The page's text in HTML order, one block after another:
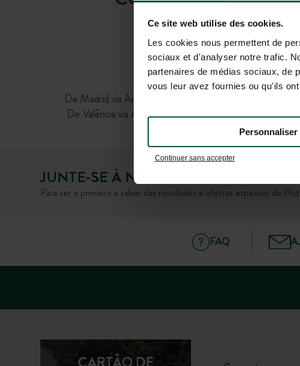
Ce site web utilise des cookies.
Les cookies nous permettent de
sociaux et d'analyser notre trafic.
partenaires de médias sociaux, de
vous leur avez fournies ou qu'ils
Continuer sans accepter
Personnaliser
De carro
De Madrid via Autovia del suroeste / A-5 e A-066
De Valência via A-4 De Sevilha, direção Huelva via
JUNTE-SE À NOSSA COMUNIDADE
Para ser o primeiro a saber das novidades e ofertas especiais do
FAQ